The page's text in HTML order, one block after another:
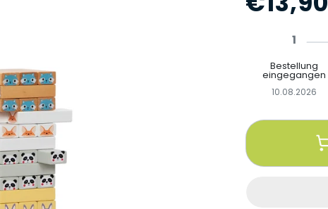
1
Bestellung
eingegangen
10.08.2026